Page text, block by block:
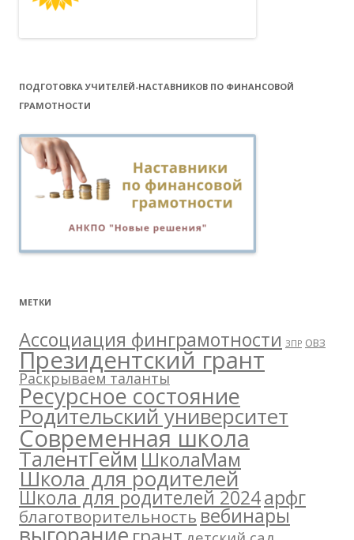
ПОДГОТОВКА УЧИТЕЛЕЙ-НАСТАВНИКОВ ПО ФИНАНСОВОЙ
ГРАМОТНОСТИ
МЕТКИ
Ассоциация финграмотности ЗПР ОВЗ
Президентский грант
Раскрываем таланты
Ресурсное состояние
Родительский университет
Современная школа
ТалентГеймШколаМам
Школа для родителей
Школа для родителей 2024арфг
благотворительностьвебинары